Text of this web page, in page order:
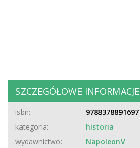
SZCZEGÓŁOWE INFORMACJE
isbn:
9788378891697
kategoria:
historia
wydawnictwo:
NapoleonV